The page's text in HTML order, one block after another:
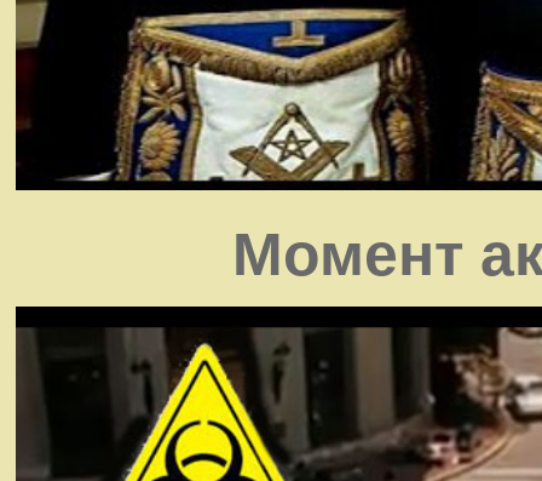
Момент